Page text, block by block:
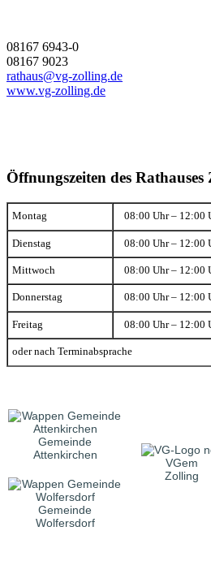
08167 6943-0
08167 9023
rathaus@vg-zolling.de
www.vg-zolling.de
Öffnungszeiten des
Montag 08:00 Uhr – 12:00
Dienstag 08:00 Uhr – 12:00
Mittwoch 08:00 Uhr – 12:00
Donnerstag 08:00 Uhr – 12:00
Freitag 08:00 Uhr – 12:00
oder nach Terminabsprache
Gemeinde
Attenkirchen
VGem
Zolling
Gemeinde
Wolfersdorf